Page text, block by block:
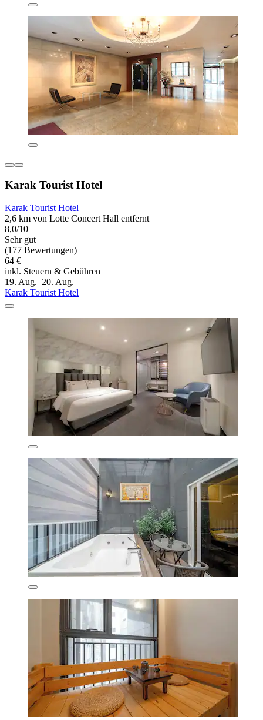
Karak Tourist Hotel
Karak Tourist Hotel
2,6 km von Lotte Concert Hall entfernt
8,0/10
Sehr gut
(177 Bewertungen)
64 €
inkl. Steuern & Gebühren
19. Aug.–20. Aug.
Karak Tourist Hotel